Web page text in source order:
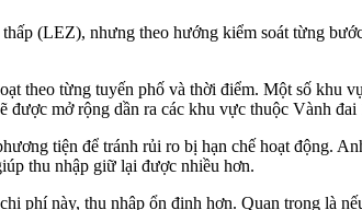
(LEZ), nhưng theo hướng kiểm soát từng
theo từng tuyến phố và thời điểm. Một số khu
mở rộng dần ra các khu vực thuộc Vành đai
tiện để tránh rủi ro bị hạn chế hoạt động.
thu nhập giữ lại được nhiều hơn.
phí này, thu nhập ổn định hơn. Quan trọng là